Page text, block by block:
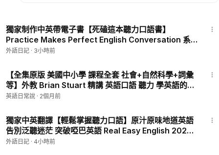
獨家制作中英帶電子書【死磕這本聽力口語書】
Practice Makes Perfect English Conversation 系
統提升會話流利度和表達準確性 P3 - 03 Describing
外語日記 · 3小時前
【全集原版 美國中小學 課程全套 社會+自然科學+詞彙
等】外教 Brian Stuart 精講 英語口語 聽力 學英語的同
時獲取海量科學知識 P200 - 200 【Level D】001 A
英語日常說 · 2個月前
獨家中英翻譯【輕鬆掌握聽力口語】原汁原味地道英語
告別泛聽迷茫 突破啞巴英語 Real Easy English 2024-
2026年合集 持續更新 P3 - Real Easy English-003-
外語日記 · 4小時前